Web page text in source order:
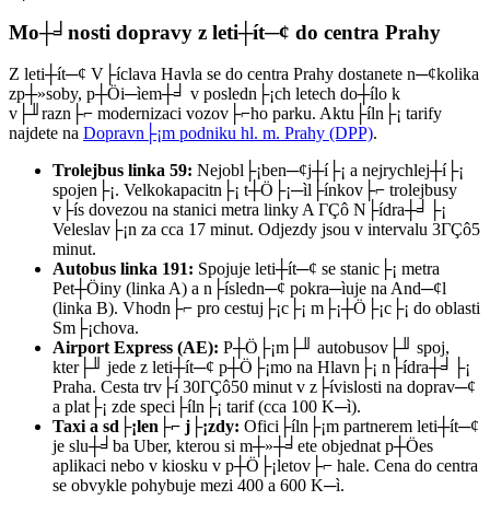
Mo┼╛nosti dopravy z leti┼ít─¢ do centra Prahy
Z leti┼ít─¢ V├íclava Havla se do centra Prahy dostanete n─¢kolika
zp┼»soby, p┼Öi─ìem┼╛ v posledn├¡ch letech do┼ílo k
v├╜razn├⌐ modernizaci vozov├⌐ho parku. Aktu├íln├¡ tarify
najdete na Dopravn├¡m podniku hl. m. Prahy (DPP).
Trolejbus linka 59: Nejobl├¡ben─¢j┼í├¡ a nejrychlej┼í├¡
spojen├¡. Velkokapacitn├¡ t┼Ö├¡─ìl├ínkov├⌐ trolejbusy
v├ís dovezou na stanici metra linky A ΓÇô N├ídra┼╛├¡
Veleslav├¡n za cca 17 minut. Odjezdy jsou v intervalu 3ΓÇô5
minut.
Autobus linka 191: Spojuje leti┼ít─¢ se stanic├¡ metra
Pet┼Öiny (linka A) a n├ísledn─¢ pokra─ìuje na And─¢l
(linka B). Vhodn├⌐ pro cestuj├¡c├¡ m├¡┼Ö├¡c├¡ do oblasti
Sm├¡chova.
Airport Express (AE): P┼Ö├¡m├╜ autobusov├╜ spoj,
kter├╜ jede z leti┼ít─¢ p┼Ö├¡mo na Hlavn├¡ n├ídra┼╛├¡
Praha. Cesta trv├í 30ΓÇô50 minut v z├ívislosti na doprav─¢
a plat├¡ zde speci├íln├¡ tarif (cca 100 K─ì).
Taxi a sd├¡len├⌐ j├¡zdy: Ofici├íln├¡m partnerem leti┼ít─¢
je slu┼╛ba Uber, kterou si m┼»┼╛ete objednat p┼Öes
aplikaci nebo v kiosku v p┼Ö├¡letov├⌐ hale. Cena do centra
se obvykle pohybuje mezi 400 a 600 K─ì.